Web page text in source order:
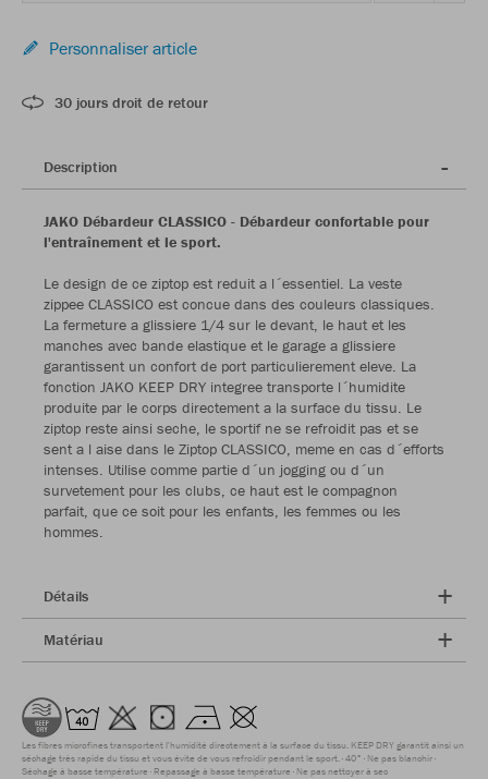
Personnaliser article
30 jours droit de retour
Description
JAKO Débardeur CLASSICO - Débardeur confortable pour
l'entraînement et le sport.
Le design de ce ziptop est reduit a l´essentiel. La veste
zippee CLASSICO est concue dans des couleurs classiques.
La fermeture a glissiere 1/4 sur le devant, le haut et les
manches avec bande elastique et le garage a glissiere
garantissent un confort de port particulierement eleve. La
fonction JAKO KEEP DRY integree transporte l´humidite
produite par le corps directement a la surface du tissu. Le
ziptop reste ainsi seche, le sportif ne se refroidit pas et se
sent a l aise dans le Ziptop CLASSICO, meme en cas d´efforts
intenses. Utilise comme partie d´un jogging ou d´un
survetement pour les clubs, ce haut est le compagnon
parfait, que ce soit pour les enfants, les femmes ou les
hommes.
Détails
Matériau
Les fibres microfines transportent l'humidité directement à la surface du tissu. KEEP DRY garantit ainsi un
séchage très rapide du tissu et vous évite de vous refroidir pendant le sport. 40° Ne pas blanchir
Séchage à basse température Repassage à basse température Ne pas nettoyer à sec